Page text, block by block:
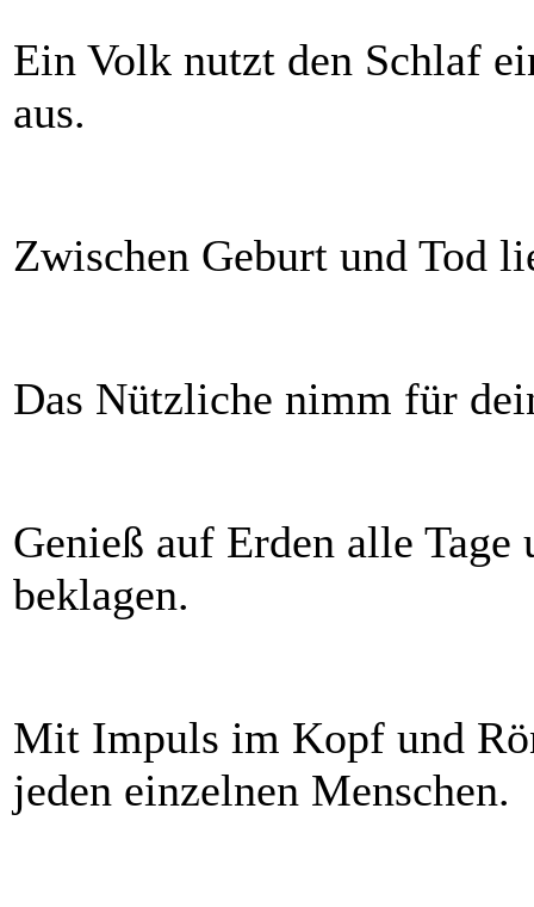
Ein Volk nutzt den Schlaf
aus.
Zwischen Geburt und Tod
Das Nützliche nimm für
Genieß auf Erden alle
beklagen.
Mit Impuls im Kopf und
jeden einzelnen Menschen.